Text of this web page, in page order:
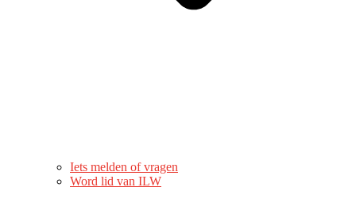
Iets melden of vragen
Word lid van ILW